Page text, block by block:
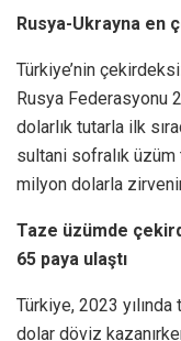
Rusya-Ukrayna en
Türkiye’nin
Rusya Federasyonu
dolarlık tutarla ilk
sultani sofralık
milyon dolarla
Taze üzümde
65 paya ulaştı
Türkiye, 2023
dolar döviz